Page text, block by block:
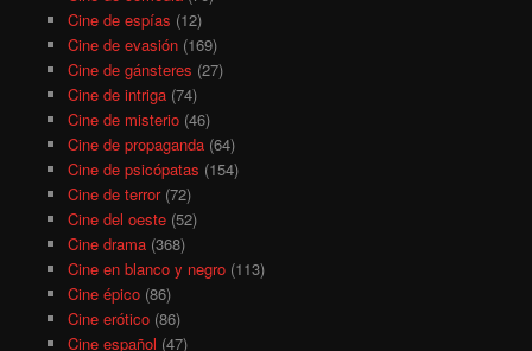
Cine de espías (12)
Cine de evasión(169)
Cine de gánsteres (27)
Cine de intriga(74)
Cine de misterio(46)
Cine de propaganda(64)
Cine de psicópatas (154)
Cine de terror(72)
Cine del oeste(52)
Cine drama(368)
Cine en blanco y negro(113)
Cine épico(86)
Cine erótico(86)
Cine español (47)